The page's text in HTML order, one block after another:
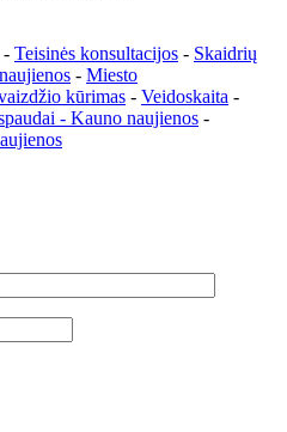
- Teisinės konsultacijos - Skaidrių
- Miesto
kūrimas - Veidoskaita -
- Kauno naujienos -